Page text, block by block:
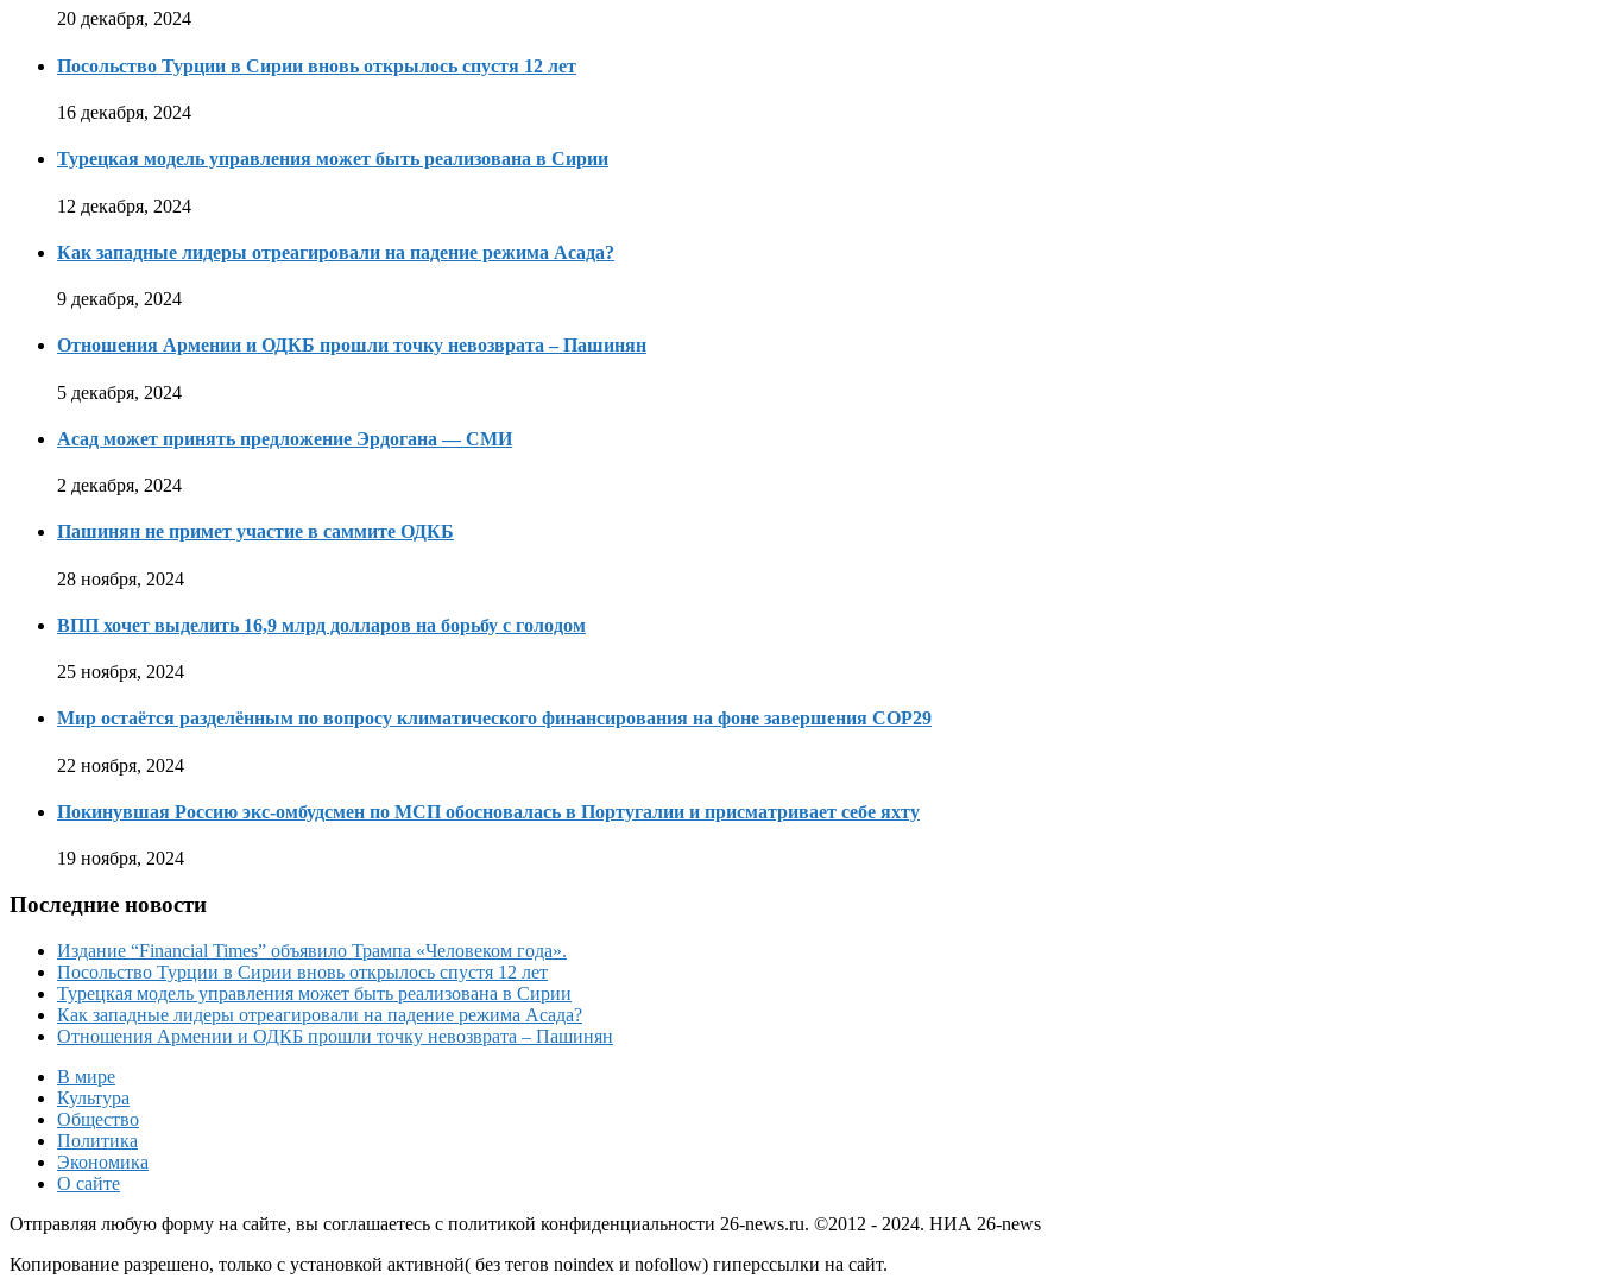
20 декабря, 2024
Посольство Турции в Сирии вновь открылось спустя 12 лет
16 декабря, 2024
Турецкая модель управления может быть реализована в Сирии
12 декабря, 2024
Как западные лидеры отреагировали на падение режима Асада?
9 декабря, 2024
Отношения Армении и ОДКБ прошли точку невозврата – Пашинян
5 декабря, 2024
Асад может принять предложение Эрдогана — СМИ
2 декабря, 2024
Пашинян не примет участие в саммите ОДКБ
28 ноября, 2024
ВПП хочет выделить 16,9 млрд долларов на борьбу с голодом
25 ноября, 2024
Мир остаётся разделённым по вопросу климатического финансирования на фоне завершения COP29
22 ноября, 2024
Покинувшая Россию экс-омбудсмен по МСП обосновалась в Португалии и присматривает себе яхту
19 ноября, 2024
Последние новости
Издание “Financial Times” объявило Трампа «Человеком года».
Посольство Турции в Сирии вновь открылось спустя 12 лет
Турецкая модель управления может быть реализована в Сирии
Как западные лидеры отреагировали на падение режима Асада?
Отношения Армении и ОДКБ прошли точку невозврата – Пашинян
В мире
Культура
Общество
Политика
Экономика
О сайте
Отправляя любую форму на сайте, вы соглашаетесь с политикой конфиденциальности 26-news.ru. ©2012 - 2024. НИА 26-news
Копирование разрешено, только с установкой активной( без тегов noindex и nofollow) гиперссылки на сайт.